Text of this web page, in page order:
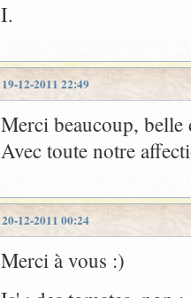
I.
19-12-2011 22:49
Merci beaucoup, belle
Avec toute notre
20-12-2011 00:24
Merci à vous :)